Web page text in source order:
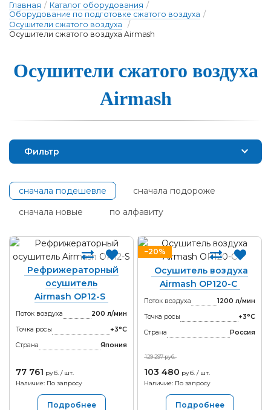
Главная / Каталог оборудования /
Оборудование по подготовке сжатого воздуха /
Осушители сжатого воздуха
/
Осушители сжатого воздуха Airmash
Осуши­те­ли сжа­то­го воз­ду­ха
Airmash
Фильтр
сначала подешевле
сначала подороже
сначала новые
по алфавиту
Рефрижераторный
осушитель
Airmash OP12-S
Поток воздуха
200 л/мин
Точка росы
+3°С
Страна
Япония
77 761 руб. / шт.
Наличие: По запросу
Подробнее
−20%
Осушитель воздуха
Airmash OP120-С
Поток воздуха
1200 л/мин
Точка росы
+3°С
Страна
Россия
129 297 руб.
103 480 руб. / шт.
Наличие: По запросу
Подробнее